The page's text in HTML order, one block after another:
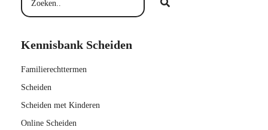
Kennisbank Scheiden
Familierechttermen
Scheiden
Scheiden met Kinderen
Online Scheiden